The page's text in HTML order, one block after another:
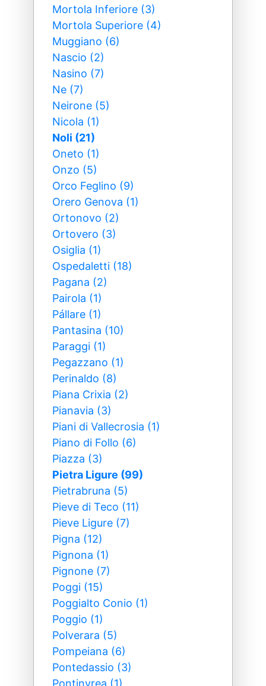
Mortola Inferiore (3)
Mortola Superiore (4)
Muggiano (6)
Nascio (2)
Nasino (7)
Ne (7)
Neirone (5)
Nicola (1)
Noli (21)
Oneto (1)
Onzo (5)
Orco Feglino (9)
Orero Genova (1)
Ortonovo (2)
Ortovero (3)
Osiglia (1)
Ospedaletti (18)
Pagana (2)
Pairola (1)
Pállare (1)
Pantasina (10)
Paraggi (1)
Pegazzano (1)
Perinaldo (8)
Piana Crixia (2)
Pianavia (3)
Piani di Vallecrosia (1)
Piano di Follo (6)
Piazza (3)
Pietra Ligure (99)
Pietrabruna (5)
Pieve di Teco (11)
Pieve Ligure (7)
Pigna (12)
Pignona (1)
Pignone (7)
Poggi (15)
Poggialto Conio (1)
Poggio (1)
Polverara (5)
Pompeiana (6)
Pontedassio (3)
Pontinvrea (1)